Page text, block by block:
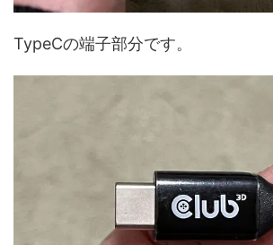
TypeCの端子部分です。